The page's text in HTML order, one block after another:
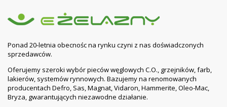
Ponad 20-letnia obecnośc na rynku czyni z nas doświadczonych
sprzedawców.
Oferujemy szeroki wybór pieców węglowych C.O., grzejników, farb,
lakierów, systemów rynnowych. Bazujemy na renomowanych
producentach Defro, Sas, Magnat, Vidaron, Hammerite, Oleo-Mac,
Bryza, gwarantujących niezawodne działanie.